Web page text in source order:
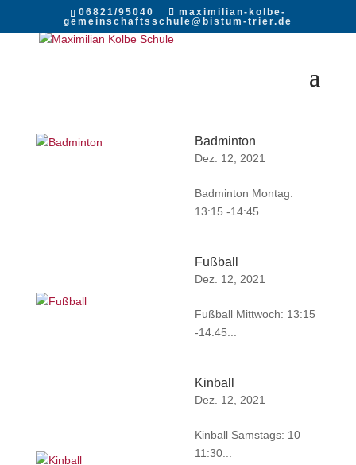
06821/95040
maximilian-kolbe-
gemeinschaftsschule@bistum-trier.de
Badminton
Dez. 12, 2021
Badminton Montag:
13:15 -14:45...
Fußball
Dez. 12, 2021
Fußball Mittwoch: 13:15
-14:45...
Kinball
Dez. 12, 2021
Kinball Samstags: 10 –
11:30...